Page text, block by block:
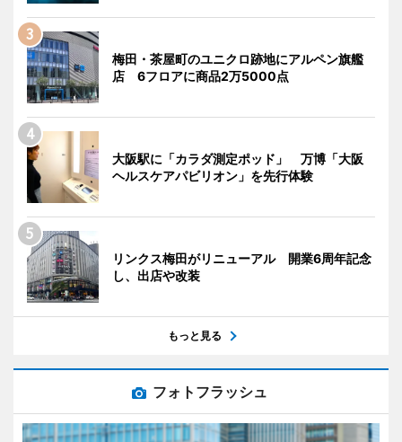
梅田・茶屋町のユニクロ跡地にアルペン旗艦
店 6フロアに商品2万5000点
大阪駅に「カラダ測定ポッド」 万博「大阪
ヘルスケアパビリオン」を先行体験
リンクス梅田がリニューアル 開業6周年記念
し、出店や改装
もっと見る
フォトフラッシュ